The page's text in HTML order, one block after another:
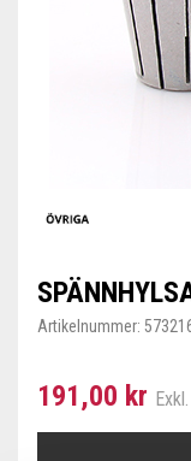
Artikelnummer:
191,00 kr